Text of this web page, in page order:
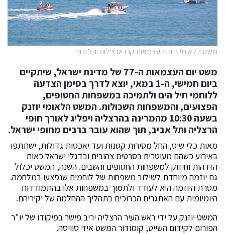
משט הלאומי ביום העצמאות קרדיט צילום יוי לזרוף
משט יום העצמאות ה-77 של מדינת ישראל, שיתקיים
ביום חמישי, ה-1 במאי, יוצא לדרך בסימן הצדעה
ללוחמי חיל הים ולתמיכה במשפחות החטופים,
הפצועים, והמשפחות השכולות. המשט הלאומי יוזנק
בשעה 10:30 מהמרינה בהרצליה ויפליג לאורך חופי
הרצליה ותל אביב, תוך שהוא עובר ברבים מחופי ישראל.
מאות כלי שיט, החל מסירות קטנות ועד יאכטות גדולות, ישתתפו
באירוע כשהם מעוטרים בסרטים צהובים ובדגלי ישראל כאות
הזדהות וחיזוק למשפחות החטופים והשבים. השנה, המשט יכלול
גם יוזמה מיוחדת לשילוב משפחות של לוחמים שנפצעו במלחמה.
מטרת היוזמה היא לעודד ולתמוך במשפחות אלו בהתמודדות
היומיומית עם האתגרים הכרוכים בתהליך ההחלמה של יקיריהם.
המשט יוזנק על ידי ראש העיר הרצליה יריב פישר בפיקודו של יו"ר
הפורום לקידום השייט, קומודור המשט איזי סוויסה.